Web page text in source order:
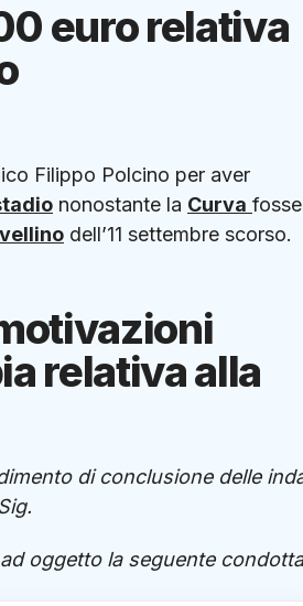
euro relativa
Filippo Polcino per aver
nonostante la Curva fosse
dell’11 settembre scorso.
relativa alla
di conclusione delle
ad oggetto la seguente